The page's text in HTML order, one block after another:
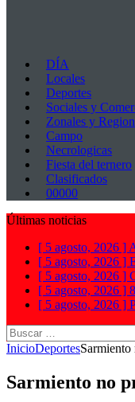
DÍA
Locales
Deportes
Sociales y
Zonales y
Campo
Necrologicas
Fiesta del ternero
Clasificados
00000
Últimas noticias
[ 5 agosto, 2026 ]
[ 5 agosto, 2026 ]
[ 5 agosto, 2026 ]
[ 5 agosto, 2026 ]
[ 5 agosto, 2026 ]
Buscar:
InicioDeportes
Sarmiento no